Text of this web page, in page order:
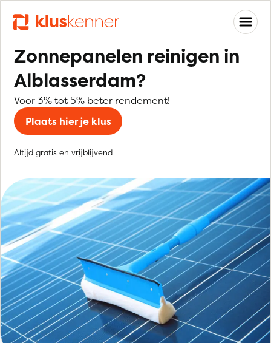
Zonnepanelen reinigen in
Alblasserdam?
Voor 3% tot 5% beter rendement!
Plaats hier je klus
Altijd gratis en vrijblijvend